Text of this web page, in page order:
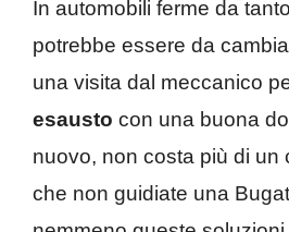
In automobili ferme da
potrebbe essere da
una visita dal meccanico
esausto con una buona
nuovo, non costa più di un
che non guidiate una